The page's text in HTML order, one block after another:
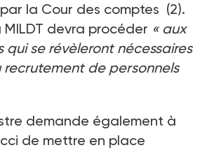
la Cour des comptes (2).
MILDT devra procéder « aux
qui se révèleront nécessaires
recrutement de personnels
demande également à
de mettre en place